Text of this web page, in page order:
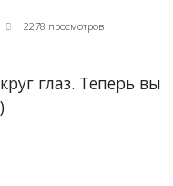
2278 просмотров
глаз. Теперь вы